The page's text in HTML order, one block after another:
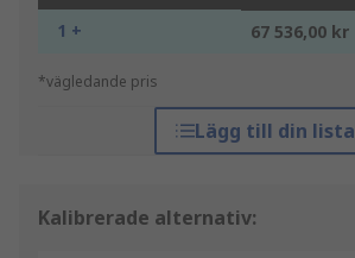
1 + 67 536,00 kr
*vägledande pris
Lägg till din lista
Kalibrerade alternativ: